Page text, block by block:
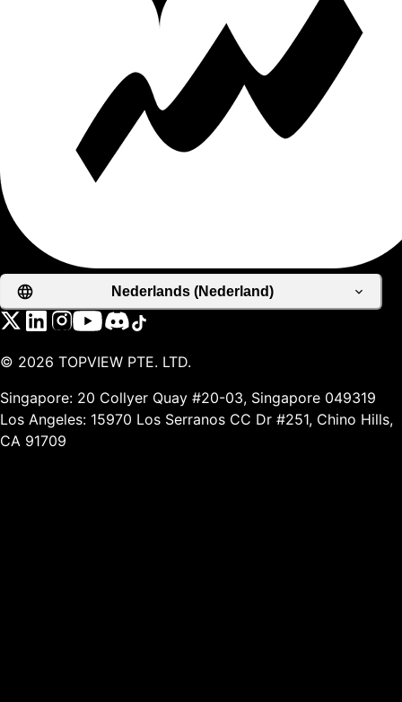
Nederlands (Nederland)
© 2026 TOPVIEW PTE. LTD.
Singapore: 20 Collyer Quay #20-03, Singapore 049319
Los Angeles: 15970 Los Serranos CC Dr #251, Chino Hills,
CA 91709